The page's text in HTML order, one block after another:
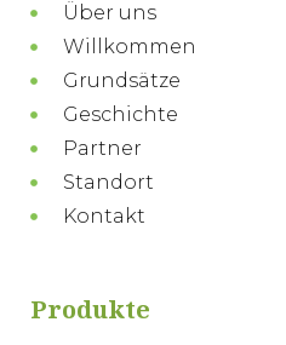
Über uns
Willkommen
Grundsätze
Geschichte
Partner
Standort
Kontakt
Produkte